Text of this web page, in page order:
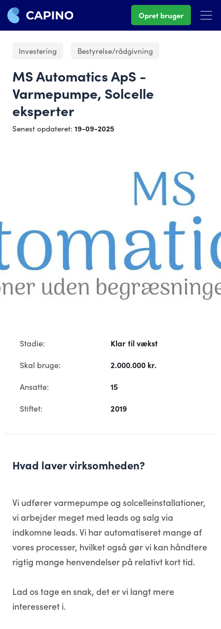
Opret bruger
Investering Bestyrelse/rådgivning
MS Automatics ApS -
Varmepumpe, Solcelle
eksperter
Senest opdateret: 19-09-2025
Stadie:
Klar til vækst
Skal bruge:
2.000.000 kr.
Ansatte:
15
Stiftet:
2019
Hvad laver virksomheden?
Vi udfører varmepumpe og solcelleinstallationer,
vi arbejder meget med leads og salg via
indkomne leads. Vi har automatiseret mange af
vores processer, hvilket også gør vi kan håndtere
rigtig mange henvendelser på relativt kort tid.
Lad os tage en snak, det er vi langt mere
interesseret i.